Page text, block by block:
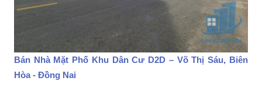
Bán Nhà Mặt Phố Khu Dân Cư D2D – Võ Thị Sáu, Biên
Hòa - Đồng Nai